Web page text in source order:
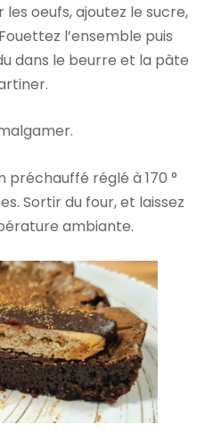
les oeufs, ajoutez le sucre,
l’ensemble puis
dans le beurre et la pâte
préchauffé réglé à 170 °
Sortir du four, et laissez
ambiante.